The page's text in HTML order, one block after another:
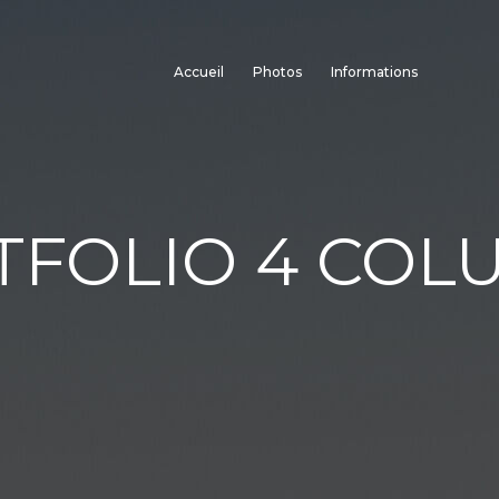
Accueil Photos Informations
4